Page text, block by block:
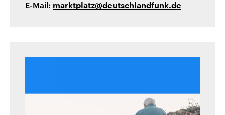
E-Mail: marktplatz@deutschlandfunk.de